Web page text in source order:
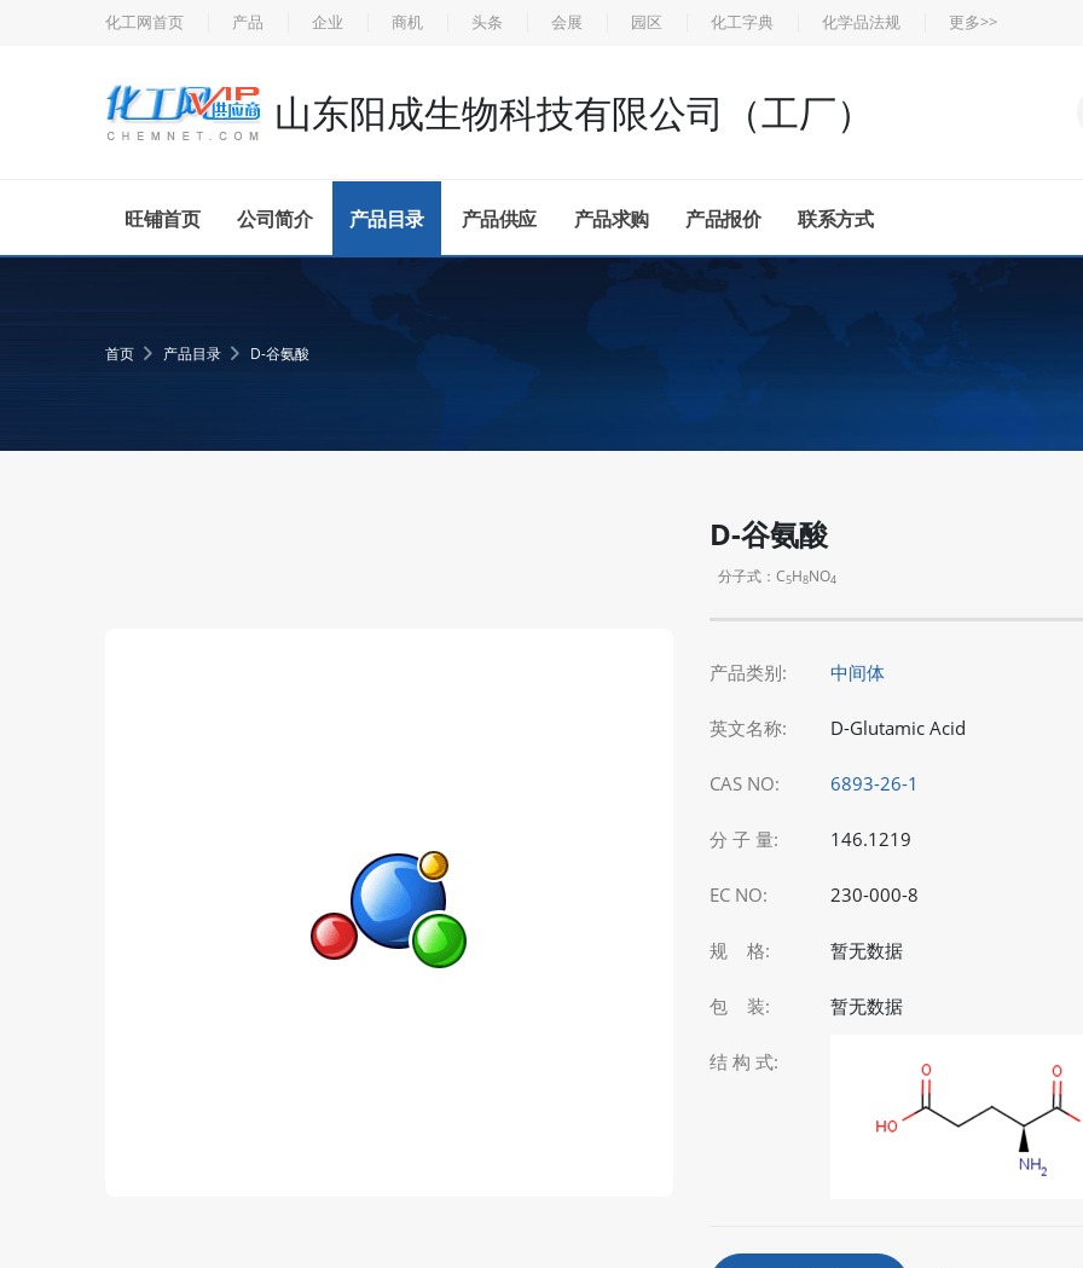
化工网首页 产品 企业 商机 头条 会展 园区 化工字典 化学品法规 更多>>
山东阳成生物科技有限公司（工厂）
旺铺首页 公司简介 产品目录 产品供应 产品求购 产品报价 联系方式
首页 产品目录 D-谷氨酸
D-谷氨酸
分子式：C5H8NO4
产品类别: 中间体
英文名称: D-Glutamic Acid
CAS NO: 6893-26-1
分 子 量: 146.1219
EC NO: 230-000-8
规 格: 暂无数据
包 装: 暂无数据
结 构 式: